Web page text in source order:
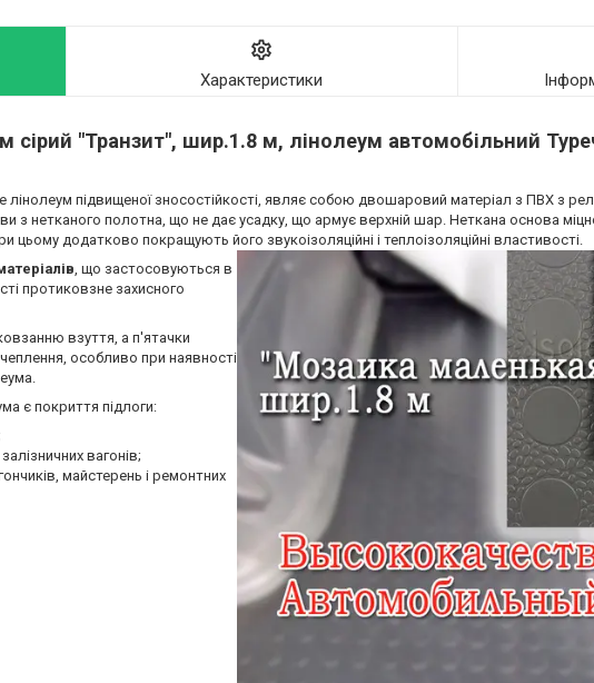
Характеристики
сірий "Транзит", шир.1.8 м, лінолеум автомобільний
лінолеум підвищеної зносостійкості, являє собою двошаровий матеріал з ПВХ з
з нетканого полотна, що не дає усадку, що армує верхній шар. Неткана основа
цьому додатково покращують його звукоізоляційні і теплоізоляційні властивості.
, що застосовуються в
протиковзне захисного
взуття, а п'ятачки
особливо при наявності
є покриття підлоги:
вагонів;
майстерень і ремонтних